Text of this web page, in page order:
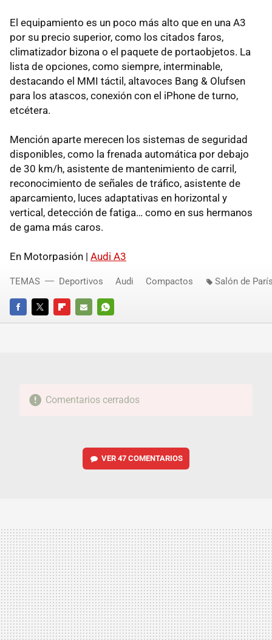
El equipamiento es un poco más alto que en una A3
por su precio superior, como los citados faros,
climatizador bizona o el paquete de portaobjetos. La
lista de opciones, como siempre, interminable,
destacando el MMI táctil, altavoces Bang & Olufsen
para los atascos, conexión con el iPhone de turno,
etcétera.
Mención aparte merecen los sistemas de seguridad
disponibles, como la frenada automática por debajo
de 30 km/h, asistente de mantenimiento de carril,
reconocimiento de señales de tráfico, asistente de
aparcamiento, luces adaptativas en horizontal y
vertical, detección de fatiga… como en sus hermanos
de gama más caros.
En Motorpasión | Audi A3
FACEBOOKTWITTERFLIPBOARD
E-
WHATSAPP
TEMAS Deportivos Audi Compactos Salón de
Comentarios cerrados
VER 47 COMENTARIOS